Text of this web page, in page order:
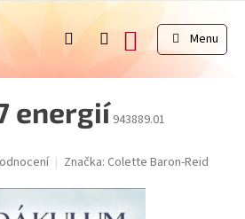
NÁKUPNÍ
KOŠÍK
energií 943889.01
Značka: Colette Baron-Reid